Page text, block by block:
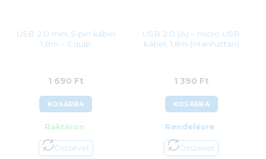
USB 2.0 mini 5-pin kábel
1,8m – Equip
1 690 Ft
KOSÁRBA
Raktáron
Összevet
USB 2.0 (A) – micro USB
kábel, 1,8m (Manhattan)
1 390 Ft
KOSÁRBA
Rendelésre
Összevet